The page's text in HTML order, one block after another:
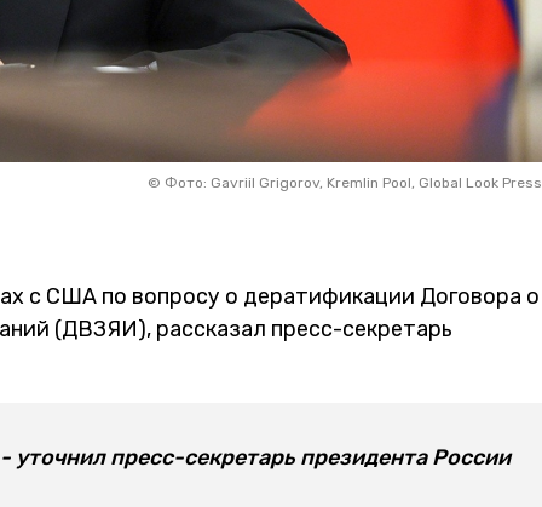
© Фото: Gavriil Grigorov, Kremlin Pool, Global Look Press
с США по вопросу о дератификации Договора о
(ДВЗЯИ), рассказал пресс-секретарь
пресс-секретарь президента России